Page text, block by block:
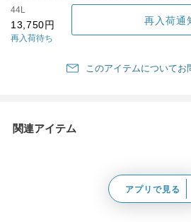
44L
13,750円
再入荷待ち
再入荷通
このアイテムについてお
関連アイテム
アプリで見る